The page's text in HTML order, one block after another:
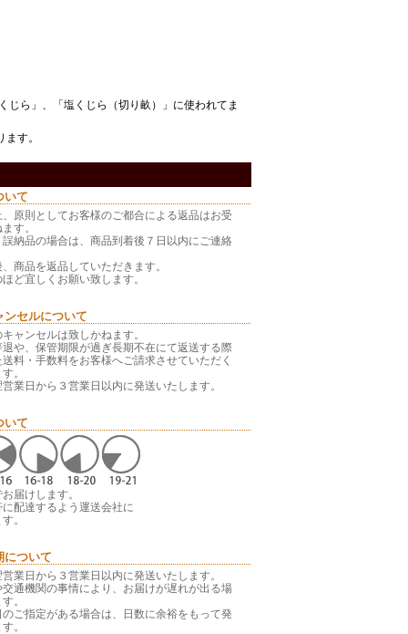
じら 」、「 塩くじら（切り畝） 」に使われてま
す。
いて
原則としてお客様のご都合による返品はお受
す。
納品の場合は、商品到着後７日以内にご連絡
商品を返品していただきます。
ど宜しくお願い致します。
セルについて
ャンセルは致しかねます。
や、保管期限が過ぎ長期不在にて返送する際
料・手数料をお客様へご請求させていただく
。
業日から３営業日以内に発送いたします。
いて
届けします。
配達するよう運送会社に
。
について
業日から３営業日以内に発送いたします。
通機関の事情により、お届けが遅れが出る場
。
ご指定がある場合は、日数に余裕をもって発
。